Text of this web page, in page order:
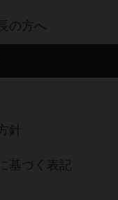
の方へ
針
基づく表記